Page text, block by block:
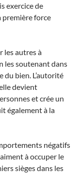
exercice de
première force
les autres à
les soutenant dans
du bien. L’autorité
devient
et crée un
également à la
négatifs
à occuper le
sièges dans les